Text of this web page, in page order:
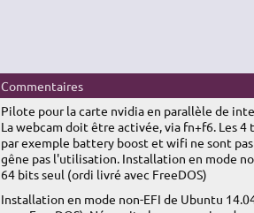
Commentaires
Pilote pour la carte nvidia en parallèle de
La webcam doit être activée, via fn+f6. Les
par exemple battery boost et wifi ne sont
gêne pas l'utilisation. Installation en mode
64 bits seul (ordi livré avec FreeDOS)
Installation en mode non-EFI de Ubuntu